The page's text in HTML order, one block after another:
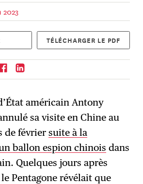
2023
TÉLÉCHARGER LE PDF
américain Antony
sa visite en Chine au
de févriersuite à la
ballon espion chinois dans
Quelques jours après
Pentagone révélait que